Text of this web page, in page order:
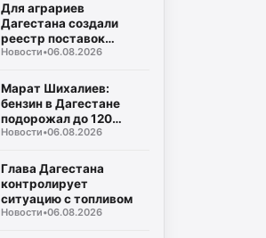
Для аграриев
Дагестана создали
реестр поставок
топлива
Новости•06.08.2026
Марат Шихалиев:
бензин в Дагестане
подорожал до 120
рублей
Новости•06.08.2026
Глава Дагестана
контролирует
ситуацию с топливом
Новости•06.08.2026